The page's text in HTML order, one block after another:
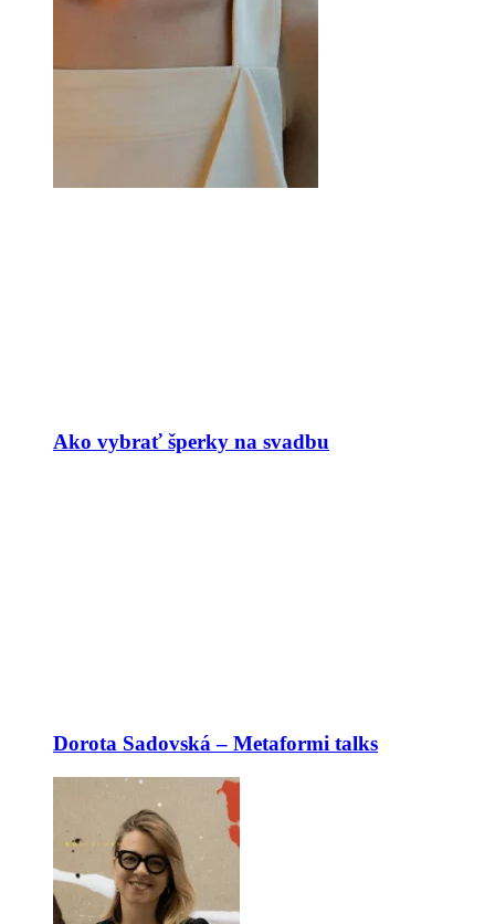
Ako vybrať šperky na svadbu
Dorota Sadovská – Metaformi talks